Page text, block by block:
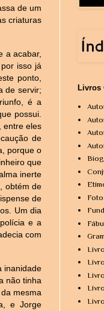
de um
criaturas
a acabar,
isso já
ponto,
de servir;
é a
possui.
entre eles
de
porque o
que
inerte
obtém de
de
Um dia
e a
com
inanidade
não tinha
mesma
e Jorge
Livros